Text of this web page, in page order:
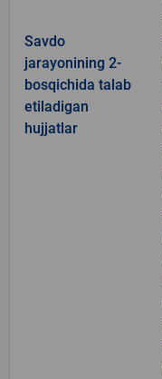
Savdo
jarayonining 2-
bosqichida talab
etiladigan
hujjatlar